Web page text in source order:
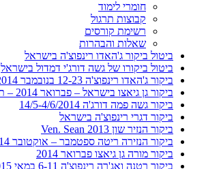
חומרי לימוד
קבוצות תרגול
רשימת קורסים
שאלות והבהרות
ביטול ביקור ג'האדו רינפוצ'ה בישראל
ביטול ביקורו של גשה דורג'י דמדול בישראל
ביקור ג'האדו רינפוצ'ה 12-23 בנובמבר 2014
ביקור גן גיאצו בישראל – פברואר 2014 – תם ולא נשלם…
ביקור גשה פמה דורג'ה 14/5-4/6/2014
ביקור דגרי רינפוצ'ה בישראל
ביקור הנזיר שון 2013 Ven. Sean
ביקור הנזירה ריטה ספטמבר – אוקטובר 2014
ביקור מורה גן גיאצו פברואר 2014
ביקור רטנה ואג'רה רינפוצ'ה 6-11 במאי 2015